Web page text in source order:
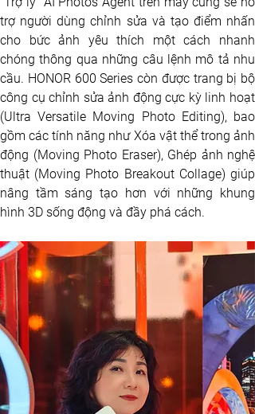
trợ người dùng chỉnh sửa và tạo điểm nhấn
cho bức ảnh yêu thích một cách nhanh
chóng thông qua những câu lệnh mô tả nhu
cầu. HONOR 600 Series còn được trang bị bộ
công cụ chỉnh sửa ảnh động cực kỳ linh hoạt
(Ultra Versatile Moving Photo Editing), bao
gồm các tính năng như Xóa vật thể trong ảnh
động (Moving Photo Eraser), Ghép ảnh nghệ
thuật (Moving Photo Breakout Collage) giúp
nâng tầm sáng tạo hơn với những khung
hình 3D sống động và đầy phá cách.